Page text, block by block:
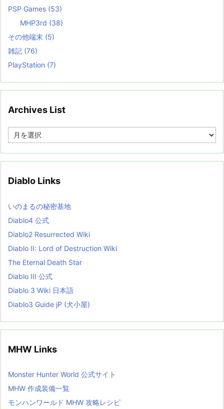
PSP Games (53)
MHP3rd (38)
その他端末 (5)
雑記 (76)
PlayStation (7)
Archives List
e
i
s
t
Diablo Links
いのまるの秘密基地
Diablo4 公式
Diablo2 Resurrected Wiki
Diablo II: Lord of Destruction Wiki
The Eternal Death Star
Diablo III 公式
Diablo 3 Wiki 日本語
Diablo3 Guide jP (犬小屋)
MHW Links
Monster Hunter World 公式サイト
MHW 作成装備一覧
モンハンワールド MHW 攻略レシピ